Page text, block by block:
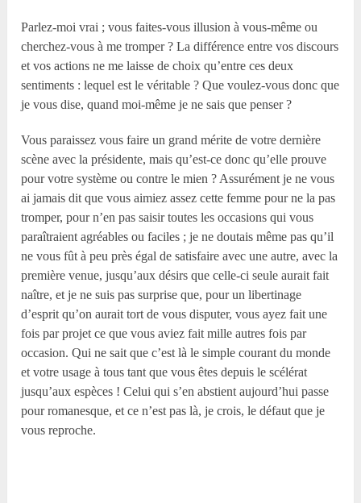
Parlez-moi vrai ; vous faites-vous illusion à vous-même ou
cherchez-vous à me tromper ? La différence entre vos discours
et vos actions ne me laisse de choix qu’entre ces deux
sentiments : lequel est le véritable ? Que voulez-vous donc que
je vous dise, quand moi-même je ne sais que penser ?
Vous paraissez vous faire un grand mérite de votre dernière
scène avec la présidente, mais qu’est-ce donc qu’elle prouve
pour votre système ou contre le mien ? Assurément je ne vous
ai jamais dit que vous aimiez assez cette femme pour ne la pas
tromper, pour n’en pas saisir toutes les occasions qui vous
paraîtraient agréables ou faciles ; je ne doutais même pas qu’il
ne vous fût à peu près égal de satisfaire avec une autre, avec la
première venue, jusqu’aux désirs que celle-ci seule aurait fait
naître, et je ne suis pas surprise que, pour un libertinage
d’esprit qu’on aurait tort de vous disputer, vous ayez fait une
fois par projet ce que vous aviez fait mille autres fois par
occasion. Qui ne sait que c’est là le simple courant du monde
et votre usage à tous tant que vous êtes depuis le scélérat
jusqu’aux espèces ! Celui qui s’en abstient aujourd’hui passe
pour romanesque, et ce n’est pas là, je crois, le défaut que je
vous reproche.